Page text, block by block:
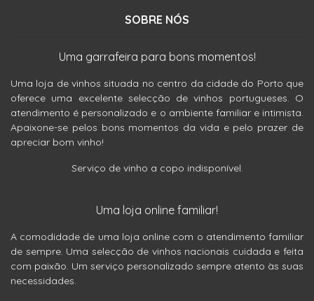
SOBRE NÓS
Uma garrafeira para bons momentos!
Uma loja de vinhos situada no centro da cidade do Porto que
oferece uma excelente selecção de vinhos portugueses. O
atendimento é personalizado e o ambiente familiar e intimista.
Apaixone-se pelos bons momentos da vida e pelo prazer de
apreciar bom vinho!
Serviço de vinho a copo indisponível.
Uma loja online familiar!
A comodidade de uma loja online com o atendimento familiar
de sempre. Uma selecção de vinhos nacionais cuidada e feita
com paixão. Um serviço personalizado sempre atento às suas
necessidades.